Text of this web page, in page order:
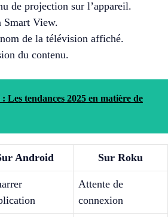
de projection sur l’appareil.
Smart View.
de la télévision affiché.
du contenu.
Les tendances 2025 en matière de
Android Sur Roku
Attente de
connexion